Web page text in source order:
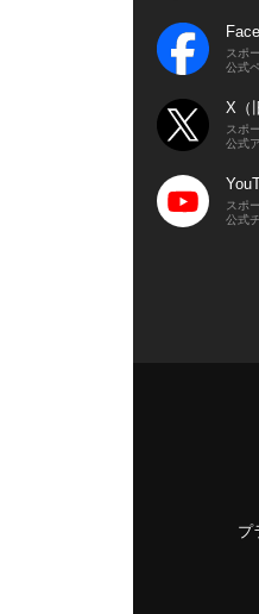
スポ
公式
X（
スポ
公式
スポ
公式
プ